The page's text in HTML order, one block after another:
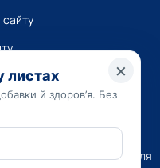
сайту
носить виключно
нашу інформацію для